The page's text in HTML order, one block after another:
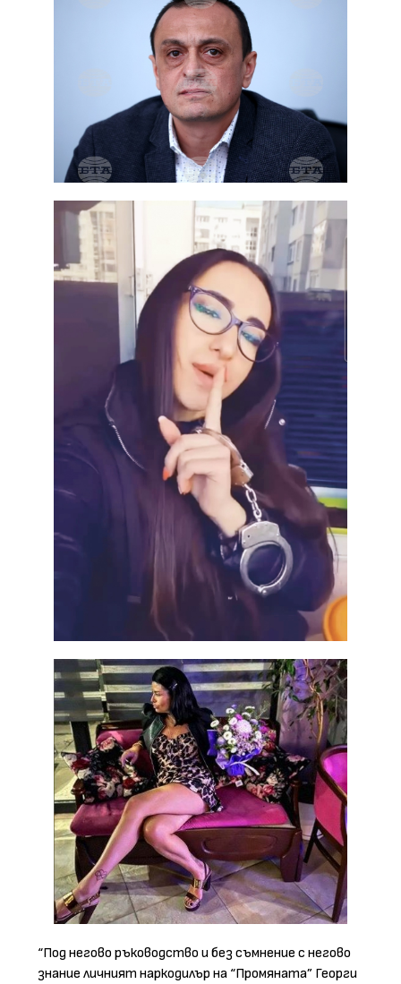
“Под негово ръководство и без съмнение с негово
знание личният наркодилър на “Промяната” Георги